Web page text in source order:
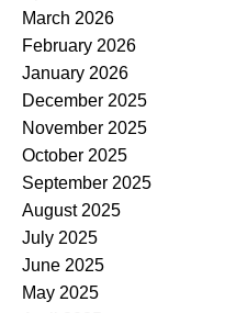
March 2026
February 2026
January 2026
December 2025
November 2025
October 2025
September 2025
August 2025
July 2025
June 2025
May 2025